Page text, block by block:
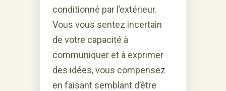
conditionné par l’extérieur.
Vous vous sentez incertain
de votre capacité à
communiquer et à exprimer
des idées, vous compensez
en faisant semblant d’être